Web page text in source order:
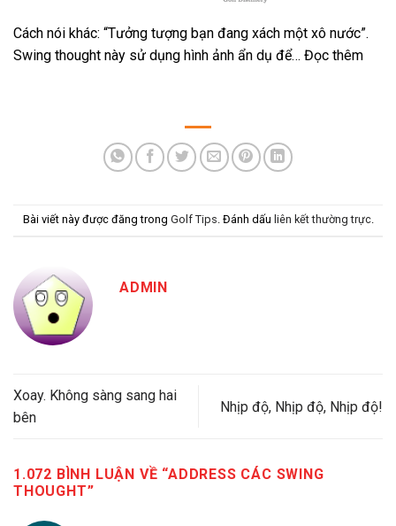
Cách nói khác: “Tưởng tượng bạn đang xách một xô nước”.
Swing thought này sử dụng hình ảnh ẩn dụ để… Đọc thêm
Bài viết này được đăng trong Golf Tips. Đánh dấu liên kết thường trực.
ADMIN
Xoay. Không sàng sang hai
bên
Nhịp độ, Nhịp độ, Nhịp độ!
1.072 BÌNH LUẬN VỀ “ADDRESS CÁC SWING
THOUGHT”